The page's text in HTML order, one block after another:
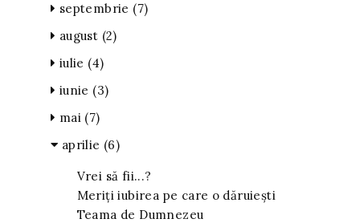
septembrie (7)
august (2)
iulie (4)
iunie (3)
mai (7)
aprilie (6)
Vrei să fii...?
Meriți iubirea pe care o dăruiești
Teama de Dumnezeu